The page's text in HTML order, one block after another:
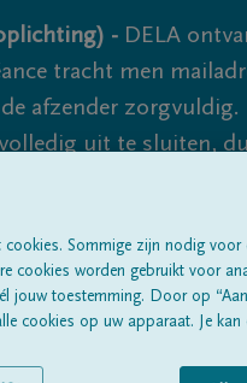
- DELA
tracht men
afzender
uit te sluiten,
Sommige zijn nodig voor
cookies worden gebruikt voor
jouw toestemming. Door op
cookies op uw apparaat. Je kan